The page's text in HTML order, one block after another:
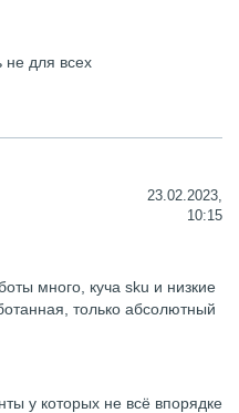
не для всех
23.02.2023,
10:15
много, куча sku и низкие
только абсолютный
у которых не всё впорядке